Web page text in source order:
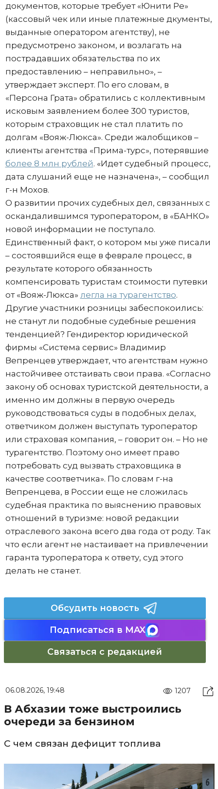
документов, которые требует «Юнити Ре»
(кассовый чек или иные платежные дкументы,
выданные оператором агентству), не
предусмотрено законом, и возлагать на
пострадавших обязательства по их
предоставлению – неправильно», –
утверждает эксперт. По его словам, в
«Персона Грата» обратились с коллективным
исковым заявлением более 300 туристов,
которым страховщик не стал платить по
долгам «Вояж-Люкса». Среди жалобщиков –
клиенты агентства «Прима-турс», потерявшие
более 8 млн рублей. «Идет судебный процесс,
дата слушаний еще не назначена», – сообщил
г-н Мохов.
О развитии прочих судебных дел, связанных с
оскандалившимся туроператором, в «БАНКО»
новой информации не поступало.
Единственный факт, о котором мы уже писали
– состоявшийся еще в феврале процесс, в
результате которого обязанность
компенсировать туристам стоимости путевки
от «Вояж-Люкса» легла на турагентство.
Другие участники розницы забеспокоились:
не станут ли подобные судебные решения
тенденцией? Гендиректор юридической
фирмы «Система сервис» Владимир
Вепренцев утверждает, что агентствам нужно
настойчивее отстаивать свои права. «Согласно
закону об основах туристской деятельности, а
именно им должны в первую очередь
руководствоваться суды в подобных делах,
ответчиком должен выступать туроператор
или страховая компания, – говорит он. – Но не
турагентство. Поэтому оно имеет право
потребовать суд вызвать страховщика в
качестве соответчика». По словам г-на
Вепренцева, в России еще не сложилась
судебная практика по выяснению правовых
отношений в туризме: новой редакции
отраслевого закона всего два года от роду. Так
что если агент не настаивает на привлечении
гаранта туроператора к ответу, суд этого
делать не станет.
Обсудить новость
Подписаться в MAX
Связаться с редакцией
06.08.2026, 19:48 1207
В Абхазии тоже выстроились
очереди за бензином
С чем связан дефицит топлива